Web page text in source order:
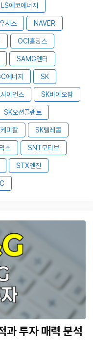
LS에코에너지
시스 NAVER
OCI홀딩스
SAMG엔터
에너지 SK
이언스 SK바이오팜
SK오션플랜트
미칼 SK텔레콤
스 SNT모티브
STX엔진
투자 매력 분석